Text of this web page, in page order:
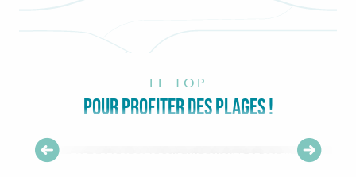
LE TOP
POUR PROFITER DES PLAGES !